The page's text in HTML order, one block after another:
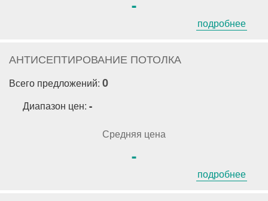
-
подробнее
АНТИСЕПТИРОВАНИЕ ПОТОЛКА
Всего предложений: 0
Диапазон цен: -
Средняя цена
-
подробнее